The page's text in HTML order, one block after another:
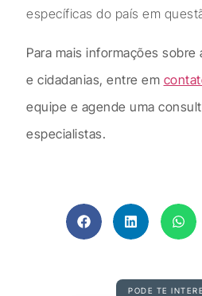
específicas do país em
Para mais informações
e cidadanias, entre em
equipe e agende uma
especialistas.
PODE TE